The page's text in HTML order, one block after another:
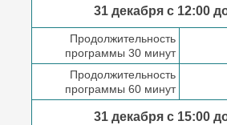
31 декабря с 12:00
Продолжительность
программы 30 минут
Продолжительность
программы 60 минут
31 декабря с 15:00